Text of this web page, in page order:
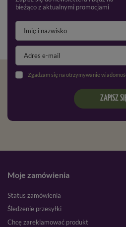
bieżąco z aktualnymi promocjami
Zgadzam się na otrzymywanie wiadomości marketingowych na podany
ZAPISZ
Moje zamówienia
Status zamówienia
Śledzenie przesyłki
Chcę zareklamować produkt